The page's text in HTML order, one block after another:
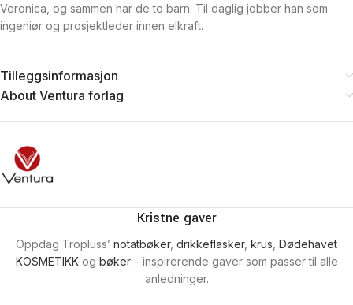
Veronica, og sammen har de to barn. Til daglig jobber han som
ingeniør og prosjektleder innen elkraft.
Tilleggsinformasjon
About Ventura forlag
Kristne gaver
Oppdag Tropluss’ notatbøker, drikkeflasker, krus Dødehavet
KOSMETIKKog bøker– inspirerende gaver som passer til alle
anledninger.